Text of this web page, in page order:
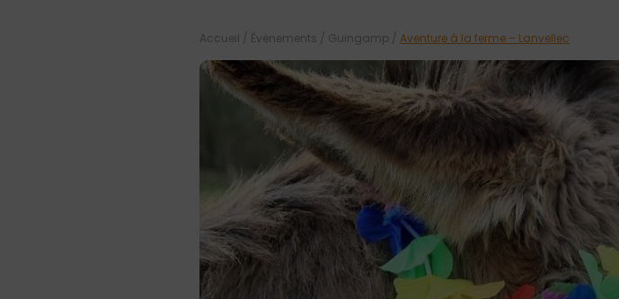
Accueil / Évènements / Guingamp / Aventure à la ferme – Lanvellec